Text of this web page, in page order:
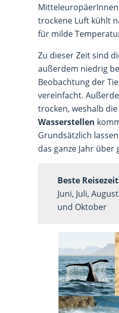
trockene Luft kühlt
für milde
Zu dieser Zeit sind
außerdem niedrig
Beobachtung der
vereinfacht.
trocken, weshalb
Wasserstellen
Grundsätzlich
das ganze Jahr über
Beste
Juni, Juli,
und Oktober